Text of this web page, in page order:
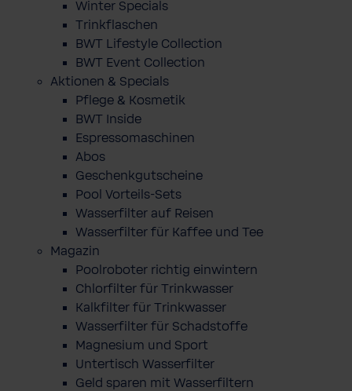
Winter Specials
Trinkflaschen
BWT Lifestyle Collection
BWT Event Collection
Aktionen & Specials
Pflege & Kosmetik
BWT Inside
Espressomaschinen
Abos
Geschenkgutscheine
Pool Vorteils-Sets
Wasserfilter auf Reisen
Wasserfilter für Kaffee und Tee
Magazin
Poolroboter richtig einwintern
Chlorfilter für Trinkwasser
Kalkfilter für Trinkwasser
Wasserfilter für Schadstoffe
Magnesium und Sport
Untertisch Wasserfilter
Geld sparen mit Wasserfiltern